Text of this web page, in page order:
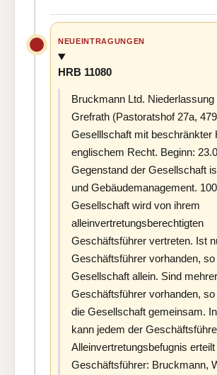
NEUEINTRAGUNGEN
HRB 11080
Bruckmann Ltd.
Grefrath (Pastoratshof 27a,
Geselllschaft mit beschränkter
englischem Recht. Beginn:
Gegenstand der Gesellschaft
und Gebäudemanagement.
Gesellschaft wird von ihrem
alleinvertretungsberechtigten
Geschäftsführer vertreten. Ist
Geschäftsführer vorhanden,
Gesellschaft allein. Sind
Geschäftsführer vorhanden,
die Gesellschaft gemeinsam.
kann jedem der
Alleinvertretungsbefugnis
Geschäftsführer: Bruckmann,